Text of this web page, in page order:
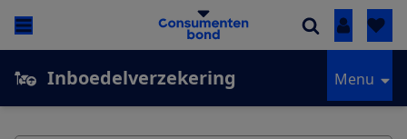
Inloggen
Inboedelverzekering Menu